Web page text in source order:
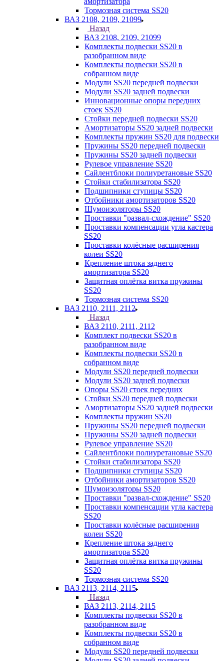
Тормозная система SS20
ВАЗ 2108, 2109, 21099
Назад
ВАЗ 2108, 2109, 21099
Комплекты подвески SS20 в
разобранном виде
Комплекты подвески SS20 в
собранном виде
Модули SS20 передней подвески
Модули SS20 задней подвески
Инновационные опоры передних
стоек SS20
Стойки передней подвески SS20
Амортизаторы SS20 задней подвески
Комплекты пружин SS20 для подвески
Пружины SS20 передней подвески
Пружины SS20 задней подвески
Рулевое управление SS20
Сайлентблоки полиуретановые SS20
Стойки стабилизатора SS20
Подшипники ступицы SS20
Отбойники амортизаторов SS20
Шумоизоляторы SS20
Проставки "развал-схождение" SS20
Проставки компенсации угла кастера
SS20
Проставки колёсные расширения
колеи SS20
Крепление штока заднего
амортизатора SS20
Защитная оплётка витка пружины
SS20
Тормозная система SS20
ВАЗ 2110, 2111, 2112
Назад
ВАЗ 2110, 2111, 2112
Комплект подвески SS20 в
разобранном виде
Комплекты подвески SS20 в
собранном виде
Модули SS20 передней подвески
Модули SS20 задней подвески
Опоры SS20 стоек передних
Стойки SS20 передней подвески
Амортизаторы SS20 задней подвески
Комплекты пружин SS20
Пружины SS20 передней подвески
Пружины SS20 задней подвески
Рулевое управление SS20
Сайлентблоки полиуретановые SS20
Стойки стабилизатора SS20
Подшипники ступицы SS20
Отбойники амортизаторов SS20
Шумоизоляторы SS20
Проставки "развал-схождение" SS20
Проставки компенсации угла кастера
SS20
Проставки колёсные расширения
колеи SS20
Крепление штока заднего
амортизатора SS20
Защитная оплётка витка пружины
SS20
Тормозная система SS20
ВАЗ 2113, 2114, 2115
Назад
ВАЗ 2113, 2114, 2115
Комплекты подвески SS20 в
разобранном виде
Комплекты подвески SS20 в
собранном виде
Модули SS20 передней подвески